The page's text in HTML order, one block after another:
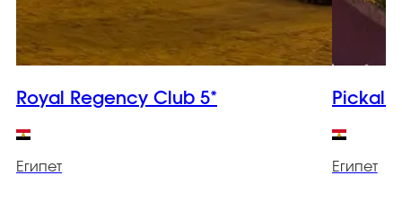
Royal Regency Club 5*
Египет Египет